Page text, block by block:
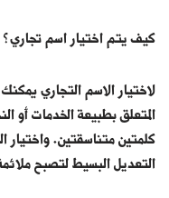
كيف يتم اختيار اسم تجاري؟
لاختيار الاسم التجاري
المتعلق بطبيعة الخدمات أو
كلمتين متناسقتين. واختيار
التعديل البسيط لتصبح